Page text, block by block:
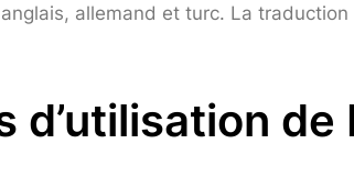
allemand et turc. La
de